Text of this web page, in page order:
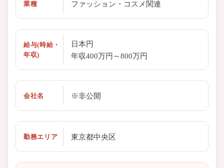
業種 ファッション・コスメ関連
給与(時給・
年収)
日本円
年収400万円～800万円
会社名 ※非公開
勤務エリア 東京都中央区